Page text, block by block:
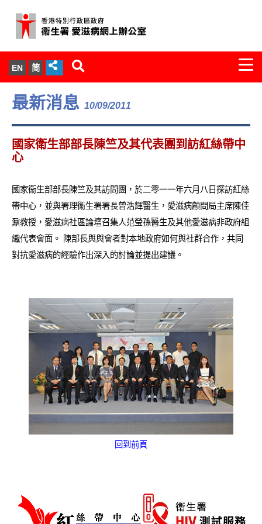
EN 简
關於我們
服務範圍
文件櫃
統計數字
愛滋病病毒感染與醫護人員專家組
最新消息 10/09/2011
國家衛生部部長陳竺及其代表團到訪紅絲帶中
心
國家衞生部部長陳竺及其訪問團，於二零一一年六月八日探訪紅絲
帶中心，並與署理衞生署署長曾浩輝醫生，愛滋病顧問局主席陳佳
鼐教授，愛滋病社區論壇召集人范瑩孫醫生及其他愛滋病非政府組
織代表會面。 陳部長與與會者對本地政府如何與社群合作，共同
對抗愛滋病的經驗作出深入的討論並提出建議。
回到前頁